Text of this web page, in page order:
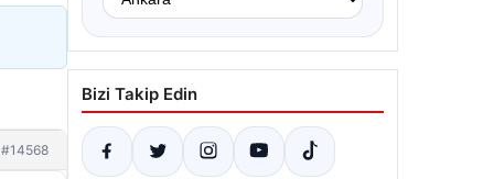
#14568
Bizi Takip Edin